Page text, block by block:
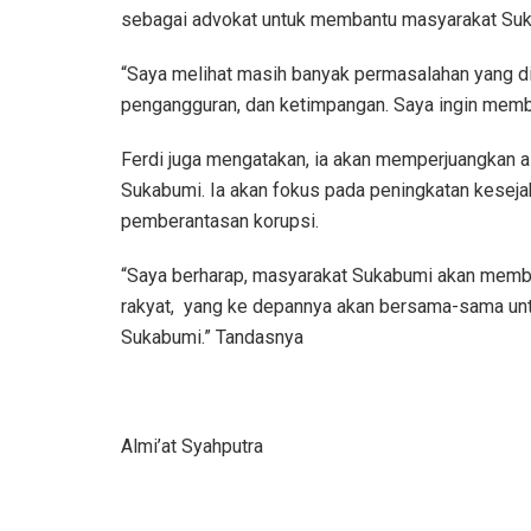
sebagai advokat untuk membantu masyarakat
“Saya melihat masih banyak permasalahan
pengangguran, dan ketimpangan. Saya ingin
Ferdi juga mengatakan, ia akan
Sukabumi. Ia akan fokus pada peningkatan
pemberantasan korupsi.
“Saya berharap, masyarakat Sukabumi akan
rakyat, yang ke depannya akan bersama-sama
Sukabumi.” Tandasnya
Almi’at Syahputra